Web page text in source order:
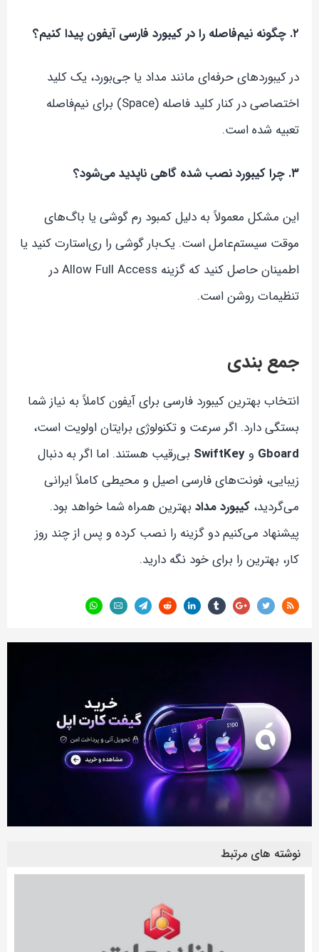
۲. چگونه نیم‌فاصله را در کیبورد فارسی آیفون پیدا کنیم؟
در کیبوردهای حرفه‌ای مانند مداد یا جی‌بورد، یک کلید
اختصاصی در کنار کلید فاصله (Space) برای نیم‌فاصله
تعبیه شده است.
۳. چرا کیبورد نصب شده گاهی ناپدید می‌شود؟
این مشکل معمولاً به دلیل کمبود رم گوشی یا باگ‌های
موقت سیستم‌عامل است. یک‌بار گوشی را ری‌استارت کنید یا
اطمینان حاصل کنید که گزینه Allow Full Access در
تنظیمات روشن است.
جمع بندی
انتخاب بهترین کیبورد فارسی برای آیفون کاملاً به نیاز شما
بستگی دارد. اگر سرعت و تکنولوژی برایتان اولویت است،
Gboard و SwiftKey بی‌رقیب هستند. اما اگر به دنبال
زیبایی، فونت‌های فارسی اصیل و محیطی کاملاً ایرانی
می‌گردید، کیبورد مداد بهترین همراه شما خواهد بود.
پیشنهاد می‌کنیم دو گزینه را نصب کرده و پس از چند روز
کار، بهترین را برای خود نگه دارید.
نوشته های مرتبط